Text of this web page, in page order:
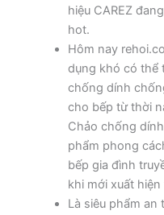
hiệu CAREZ
hot.
Hôm nay
dụng khó có thể
chống dính
cho bếp từ thời
Chảo chống
phẩm phong
bếp gia đình
khi mới xuất
Là siêu phẩm